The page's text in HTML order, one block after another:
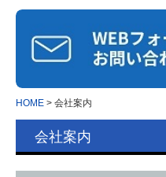
特許の取り組み
プレス加工用語集
マジックヒートシンク
マジックヒートシンクとは
HOME 会社案内
会社案内